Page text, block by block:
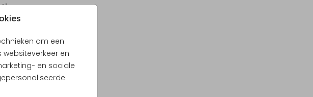
om een
en
en sociale
Kerstkaart